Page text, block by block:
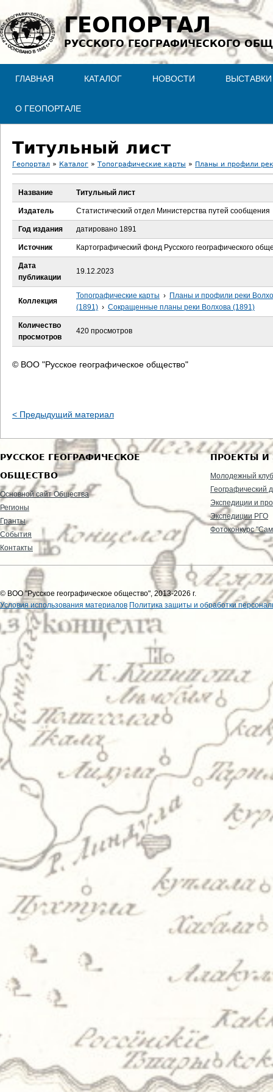
Jump to navigation
ГЕОПОРТАЛ
РУССКОГО ГЕОГРАФИЧЕСКОГО
ГЛАВНАЯ КАТАЛОГ НОВОСТИ ВЫСТАВКИ
О ГЕОПОРТАЛЕ
Титульный лист
В
ы
д
е
с
ь
Геопортал » Каталог » Топографические карты » Планы и профили
Название Титульный лист
Издатель Статистический отдел Министерства путей сообщения
Год издания датировано 1891
Источник Картографический фонд Русского географического
Дата
публикации
19.12.2023
Коллекция
Топографические карты › Планы и профили реки
(1891) › Сокращенные планы реки Волхова (1891)
Количество
просмотров
420 просмотров
© ВОО "Русское географическое общество"
< Предыдущий материал
РУССКОЕ ГЕОГРАФИЧЕСКОЕ
ОБЩЕСТВО
Основной сайт Общества
Регионы
Гранты
События
Контакты
ПРОЕКТЫ И
Молодежный клуб
Географический
Экспедиции и
Экспедиции РГО
Фотоконкурс
© ВОО "Русское географическое общество", 2013-2026 г.
Условия использования материалов Политика защиты и обработки